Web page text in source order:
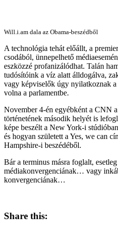
Will.i.am dala az Obama-beszédből
A technológia tehát előállt, a
csodából, ünnepelhető
eszközzé profanizálódhat. Talán
tudósítóink a víz alatt álldogálva,
vagy képviselők úgy nyilatkoznak
volna a parlamentbe.
November 4-én egyébként a CNN
történetének második helyét is
képe beszélt a New York-i
és hogyan született a Yes, we can
Hampshire-i beszédéből.
Bár a terminus másra foglalt,
médiakonvergenciának… vagy
konvergenciának…
Share this: